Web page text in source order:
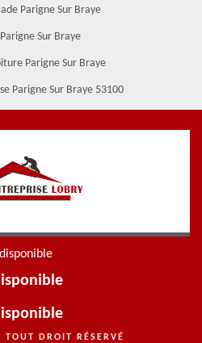
Parigne Sur Braye
Sur Braye
Parigne Sur Braye
Parigne Sur Braye 53100
DROIT RÉSERVÉ